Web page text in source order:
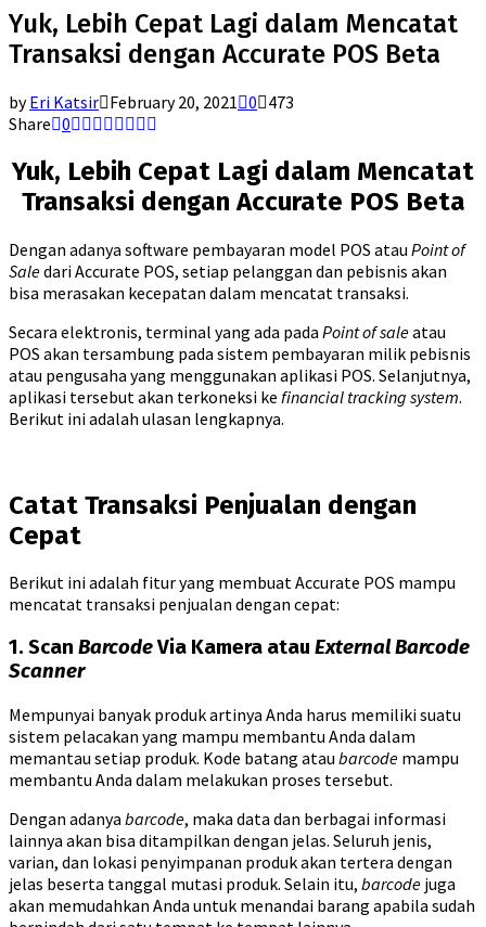
Yuk, Lebih Cepat Lagi dalam Mencatat
Transaksi dengan Accurate POS Beta
byEri Katsir February 20, 2021 0 473
Share 0
Yuk, Lebih Cepat Lagi dalam Mencatat
Transaksi dengan Accurate POS Beta
Dengan adanya software pembayaran model POS atau Point of
Saledari Accurate POS, setiap pelanggan dan pebisnis akan
bisa merasakan kecepatan dalam mencatat transaksi.
Secara elektronis, terminal yang ada pada Point of saleatau
POS akan tersambung pada sistem pembayaran milik pebisnis
atau pengusaha yang menggunakan aplikasi POS. Selanjutnya,
aplikasi tersebut akan terkoneksi ke financial tracking system.
Berikut ini adalah ulasan lengkapnya.
Catat Transaksi Penjualan dengan
Cepat
Berikut ini adalah fitur yang membuat Accurate POS mampu
mencatat transaksi penjualan dengan cepat:
1. Scan BarcodeVia Kamera atau External Barcode
Scanner
Mempunyai banyak produk artinya Anda harus memiliki suatu
sistem pelacakan yang mampu membantu Anda dalam
memantau setiap produk. Kode batang atau barcode mampu
membantu Anda dalam melakukan proses tersebut.
Dengan adanya barcode, maka data dan berbagai informasi
lainnya akan bisa ditampilkan dengan jelas. Seluruh jenis,
varian, dan lokasi penyimpanan produk akan tertera dengan
jelas beserta tanggal mutasi produk. Selain itu, barcode juga
akan memudahkan Anda untuk menandai barang apabila sudah